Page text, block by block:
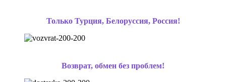
Только Турция, Белоруссия, Россия!
Возврат, обмен без проблем!